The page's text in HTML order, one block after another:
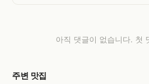
아직 댓글이 없습니다. 첫
주변 맛집